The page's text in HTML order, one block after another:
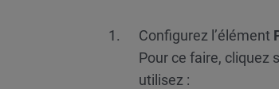
Configurez l’élément
Pour ce faire, cliquez
utilisez :